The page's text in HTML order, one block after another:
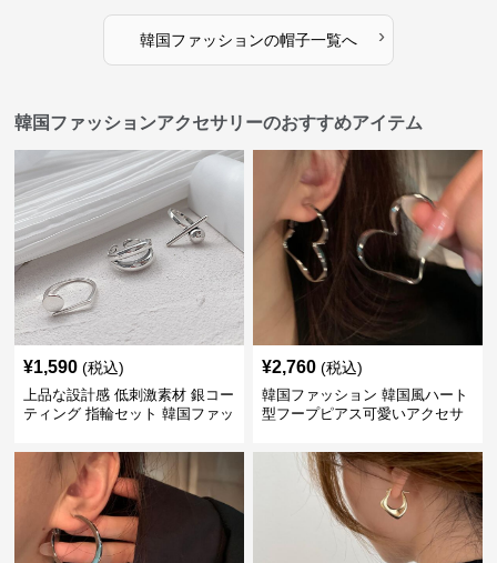
韓国ファッションの帽子一覧へ ›
韓国ファッションアクセサリーのおすすめアイテム
¥1,590 (税込)
上品な設計感 低刺激素材 銀コー
ティング 指輪セット 韓国ファッ
¥2,760 (税込)
韓国ファッション 韓国風ハート
型フープピアス可愛いアクセサ